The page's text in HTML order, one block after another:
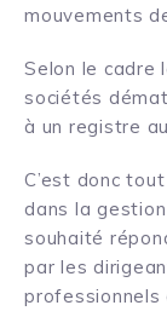
mouvements
Selon le cadre
sociétés
à un registre
C’est donc
dans la
souhaité
par les